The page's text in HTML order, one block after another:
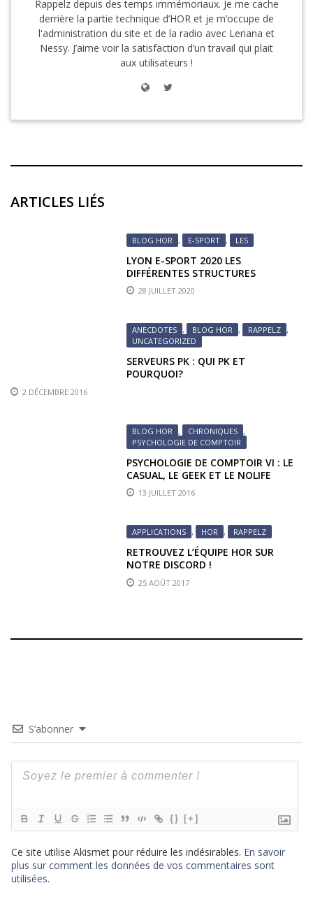
Rappelz depuis des temps immémoriaux. Je me cache
derrière la partie technique d’HOR et je m’occupe de
l'administration du site et de la radio avec Leriana et
Nessy. J’aime voir la satisfaction d’un travail qui plait
aux utilisateurs !
ARTICLES LIÉS
BLOG HOR , E-SPORT , LES
LYON E-SPORT 2020 LES
DIFFÉRENTES STRUCTURES
28 JUILLET 2020
ANECDOTES , BLOG HOR , RAPPELZ ,
UNCATEGORIZED
SERVEURS PK : QUI PK ET
POURQUOI?
2 DÉCEMBRE 2016
BLOG HOR , CHRONIQUES ,
PSYCHOLOGIE DE COMPTOIR
PSYCHOLOGIE DE COMPTOIR VI : LE
CASUAL, LE GEEK ET LE NOLIFE
(DERNIER ARTICLE!)
13 JUILLET 2016
APPLICATIONS , HOR , RAPPELZ
RETROUVEZ L’ÉQUIPE HOR SUR
NOTRE DISCORD !
25 AOÛT 2017
S’abonner
{} [+]
Ce site utilise Akismet pour réduire les indésirables. En savoir
plus sur comment les données de vos commentaires sont
utilisées.